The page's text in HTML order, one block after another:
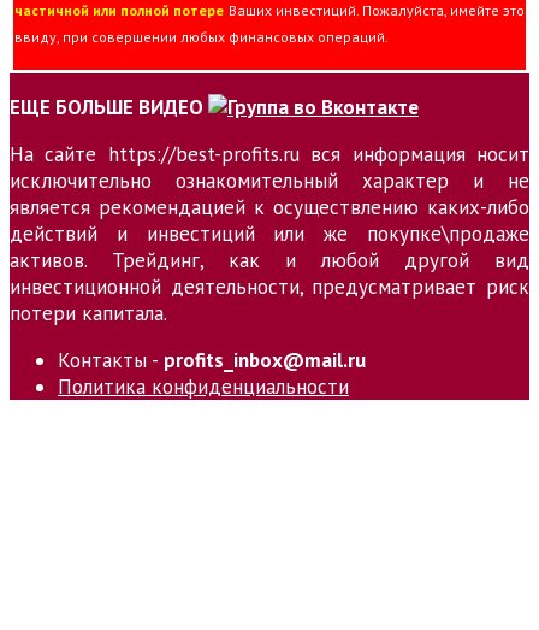
частичной или полной потере Ваших инвестиций. Пожалуйста, имейте это
ввиду, при совершении любых финансовых операций.
ЕЩЕ БОЛЬШЕ ВИДЕО
На сайте https://best-profits.ru вся информация носит
исключительно ознакомительный характер и не
является рекомендацией к осуществлению каких-либо
действий и инвестиций или же покупке\продаже
активов. Трейдинг, как и любой другой вид
инвестиционной деятельности, предусматривает риск
потери капитала.
Контакты - profits_inbox@mail.ru
Политика конфиденциальности